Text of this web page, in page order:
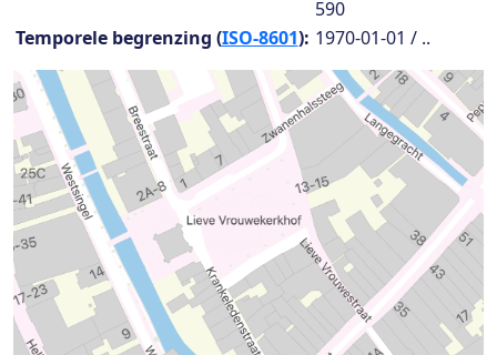
590
Temporele begrenzing (ISO-8601): 1970-01-01 / ..